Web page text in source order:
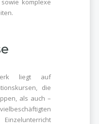
komplexe
liegt auf
die
als auch –